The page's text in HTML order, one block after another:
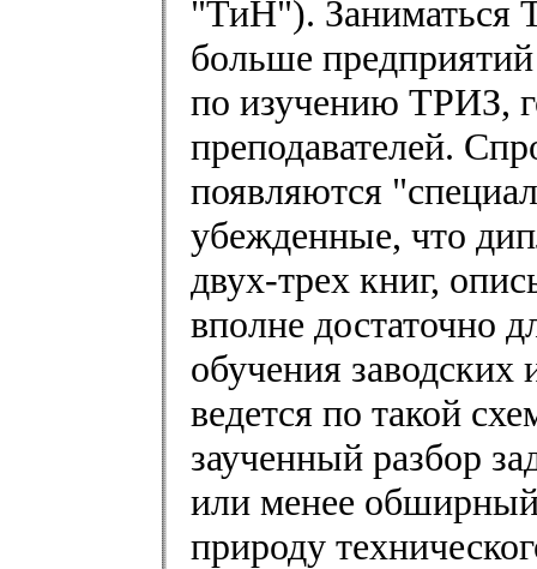
"ТиН"). Заниматься
больше
по изучению ТРИЗ,
преподавателей.
появляются
убежденные, что
двух-трех книг,
вполне достаточно
обучения заводских
ведется по такой
заученный разбор
или менее обширный
природу